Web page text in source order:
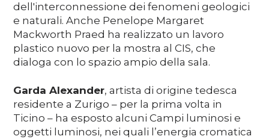
dell'interconnessione dei fenomeni geologici
e naturali. Anche Penelope Margaret
Mackworth Praed ha realizzato un lavoro
plastico nuovo per la mostra al CIS, che
dialoga con lo spazio ampio della sala.
Garda Alexander, artista di origine tedesca
residente a Zurigo – per la prima volta in
Ticino – ha esposto alcuni Campi luminosi e
oggetti luminosi, nei quali l’energia cromatica